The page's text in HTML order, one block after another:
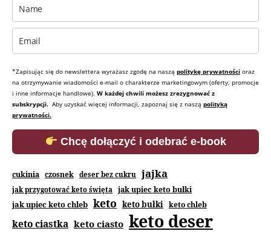
*Zapisując się do newslettera wyrażasz zgodę na naszą politykę prywatności oraz
na otrzymywanie wiadomości e-mail o charakterze marketingowym (oferty, promocje
i inne informacje handlowe). W każdej chwili możesz zrezygnować z
subskrypcji. Aby uzyskać więcej informacji, zapoznaj się z naszą polityką
prywatności.
Chcę dołączyć i odebrać e-book
cukinia czosnek deser bez cukru jajka
jak przygotować keto święta jak upiec keto bułki
jak upiec keto chleb keto keto bułki keto chleb
keto ciastka keto ciasto keto deser